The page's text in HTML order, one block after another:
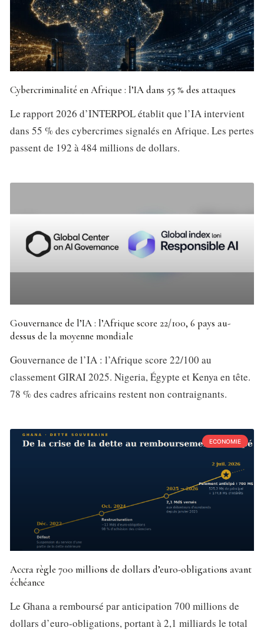
Cybercriminalité en Afrique : l’IA dans 55 % des attaques
Le rapport 2026 d’INTERPOL établit que l’IA intervient
dans 55 % des cybercrimes signalés en Afrique. Les pertes
passent de 192 à 484 millions de dollars.
Gouvernance de l’IA : l’Afrique score 22/100, 6 pays au-
dessus de la moyenne mondiale
Gouvernance de l’IA : l’Afrique score 22/100 au
classement GIRAI 2025. Nigeria, Égypte et Kenya en tête.
78 % des cadres africains restent non contraignants.
ECONOMIE
Accra règle 700 millions de dollars d’euro-obligations avant
échéance
Le Ghana a remboursé par anticipation 700 millions de
dollars d’euro-obligations, portant à 2,1 milliards le total